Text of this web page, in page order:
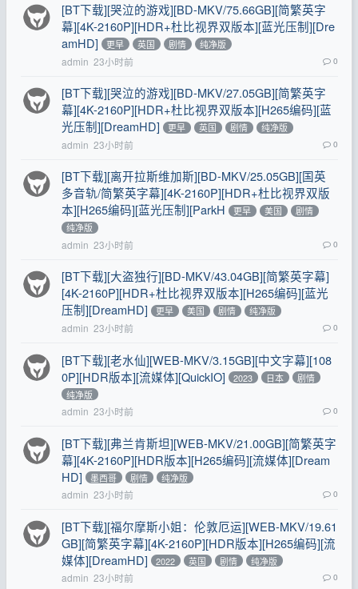
[BT下载][哭泣的游戏][BD-MKV/75.66GB][简繁英字
幕][4K-2160P][HDR+杜比视界双版本][蓝光压制][Dre
amHD]
更早 英国 剧情 纯净版
admin 23小时前 0
[BT下载][哭泣的游戏][BD-MKV/27.05GB][简繁英字
幕][4K-2160P][HDR+杜比视界双版本][H265编码][蓝
光压制][DreamHD]
更早 英国 剧情 纯净版
admin 23小时前 0
[BT下载][离开拉斯维加斯][BD-MKV/25.05GB][国英
多音轨/简繁英字幕][4K-2160P][HDR+杜比视界双版
本][H265编码][蓝光压制][ParkH
更早 美国
剧情
纯净版
admin 23小时前 0
[BT下载][大盗独行][BD-MKV/43.04GB][简繁英字幕]
[4K-2160P][HDR+杜比视界双版本][H265编码][蓝光
压制][DreamHD]
更早 美国 剧情 纯净版
admin 23小时前 0
[BT下载][老水仙][WEB-MKV/3.15GB][中文字幕][108
0P][HDR版本][流媒体][QuickIO]
2023 日本
剧情
纯净版
admin 23小时前 0
[BT下载][弗兰肯斯坦][WEB-MKV/21.00GB][简繁英字
幕][4K-2160P][HDR版本][H265编码][流媒体][Dream
HD]
墨西哥 剧情 纯净版
admin 23小时前 0
[BT下载][福尔摩斯小姐：伦敦厄运][WEB-MKV/19.61
GB][简繁英字幕][4K-2160P][HDR版本][H265编码][流
媒体][DreamHD]
2022 英国 剧情 纯净版
admin 23小时前 0